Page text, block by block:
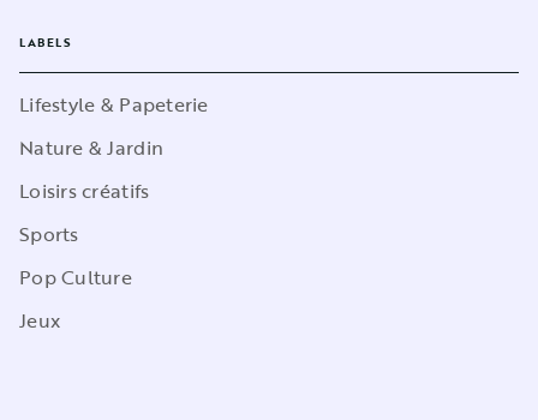
LABELS
Lifestyle & Papeterie
Nature & Jardin
Loisirs créatifs
Sports
Pop Culture
Jeux